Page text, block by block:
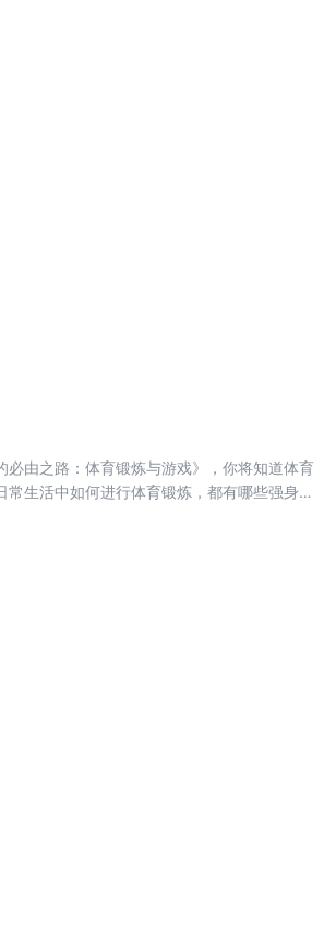
由之路：体育锻炼与游戏》，你将知道体育
生活中如何进行体育锻炼，都有哪些强身益